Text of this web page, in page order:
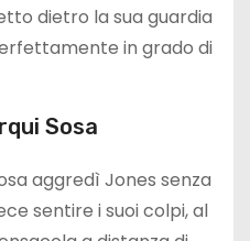
dietro la sua guardia
in grado di
Sosa
aggredì Jones senza
sentire i suoi colpi, al